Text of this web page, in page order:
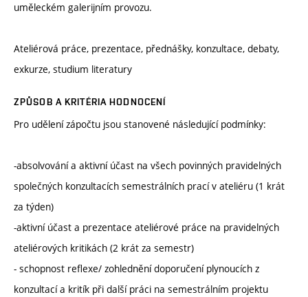
uměleckém galerijním provozu.
Ateliérová práce, prezentace, přednášky, konzultace, debaty,
exkurze, studium literatury
ZPŮSOB A KRITÉRIA HODNOCENÍ
Pro udělení zápočtu jsou stanovené následující podmínky:
-absolvování a aktivní účast na všech povinných pravidelných
společných konzultacích semestrálních prací v ateliéru (1 krát
za týden)
-aktivní účast a prezentace ateliérové práce na pravidelných
ateliérových kritikách (2 krát za semestr)
- schopnost reflexe/ zohlednění doporučení plynoucích z
konzultací a kritík při další práci na semestrálním projektu